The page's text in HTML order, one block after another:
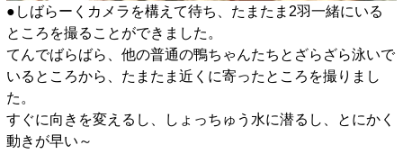
●しばらーくカメラを構えて待ち、たまたま2羽一緒にいる
ところを撮ることができました。
てんでばらばら、他の普通の鴨ちゃんたちとざらざら泳いで
いるところから、たまたま近くに寄ったところを撮りまし
た。
すぐに向きを変えるし、しょっちゅう水に潜るし、とにかく
動きが早い～